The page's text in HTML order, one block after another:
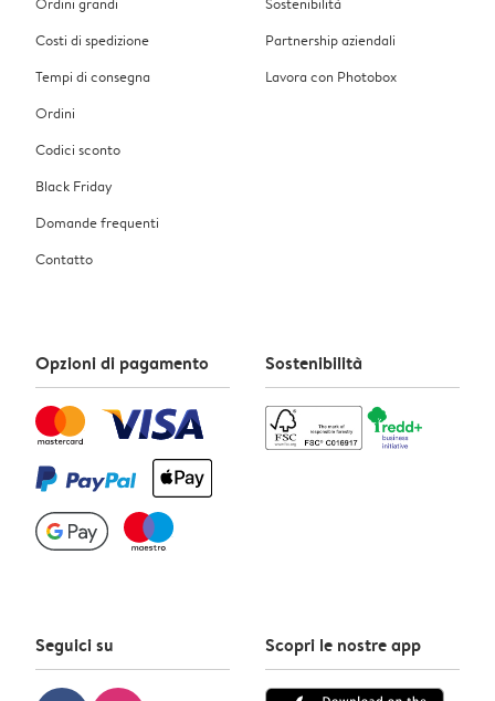
Costi di spedizione
Tempi di consegna
Ordini
Codici sconto
Black Friday
Domande frequenti
Contatto
Partnership aziendali
Lavora con Photobox
Opzioni di pagamento Sostenibilità
Seguici su Scopri le nostre app